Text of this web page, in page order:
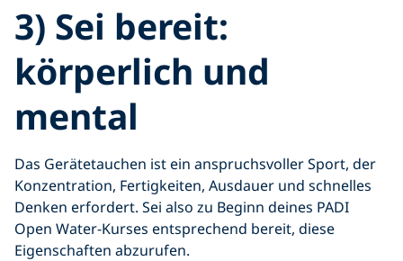
3) Sei bereit:
körperlich und
mental
Das Gerätetauchen ist ein anspruchsvoller Sport, der
Konzentration, Fertigkeiten, Ausdauer und schnelles
Denken erfordert. Sei also zu Beginn deines PADI
Open Water-Kurses entsprechend bereit, diese
Eigenschaften abzurufen.